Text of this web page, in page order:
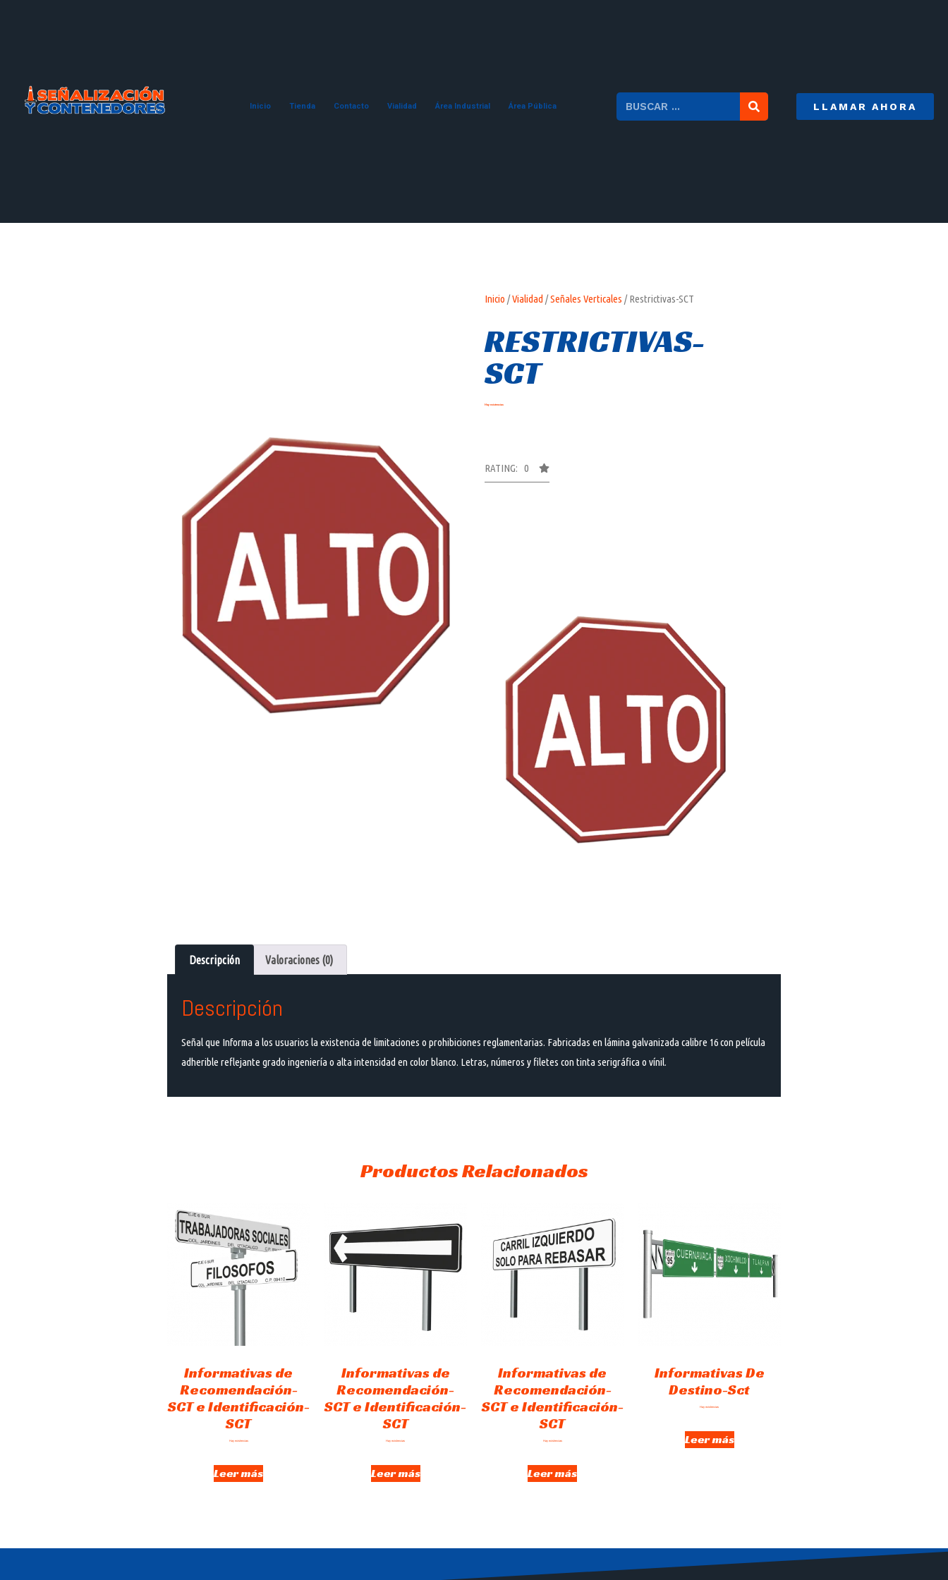
Inicio Tienda Contacto Vialidad Área Industrial Área Pública LLAMAR AHORA
Inicio /Vialidad /Señales Verticales / Restrictivas-SCT
RESTRICTIVAS-
SCT
Hay existencias
RATING: 0
Descripción Valoraciones (0)
Descripción
Señal que Informa a los usuarios la existencia de limitaciones o prohibiciones reglamentarias. Fabricadas en lámina galvanizada calibre 16 con película
adherible reflejante grado ingeniería o alta intensidad en color blanco. Letras, números y filetes con tinta serigráfica o vínil.
Productos Relacionados
Informativas de
Recomendación-
SCT e Identificación-
SCT
Hay existencias
Leer más
Informativas de
Recomendación-
SCT e Identificación-
SCT
Hay existencias
Leer más
Informativas de
Recomendación-
SCT e Identificación-
SCT
Hay existencias
Leer más
Informativas De
Destino-Sct
Hay existencias
Leer más